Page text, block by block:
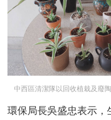
中西區清潔隊以回收植栽及廢
環保局長吳盛忠表示